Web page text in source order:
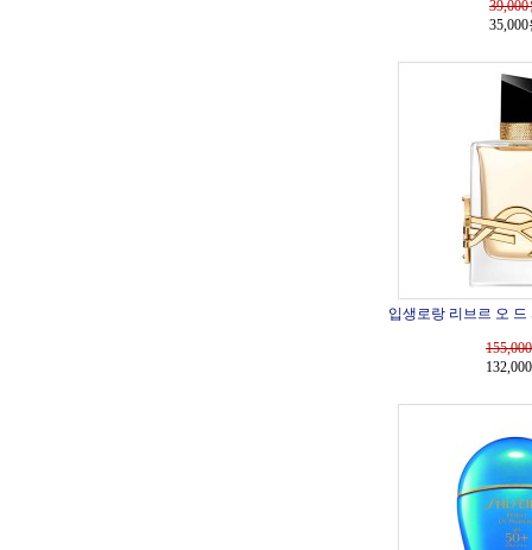
39,000
35,000
입생로랑 리브르 오 드
155,000